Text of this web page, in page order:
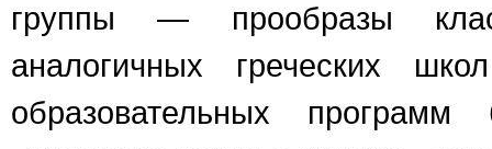
группы — прообразы
аналогичных греческих
образовательных